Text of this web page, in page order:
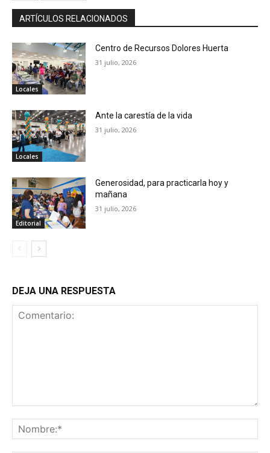
ARTÍCULOS RELACIONADOS
Locales
Centro de Recursos Dolores Huerta
31 julio, 2026
Locales
Ante la carestía de la vida
31 julio, 2026
Editorial
Generosidad, para practicarla hoy y
mañana
31 julio, 2026
DEJA UNA RESPUESTA